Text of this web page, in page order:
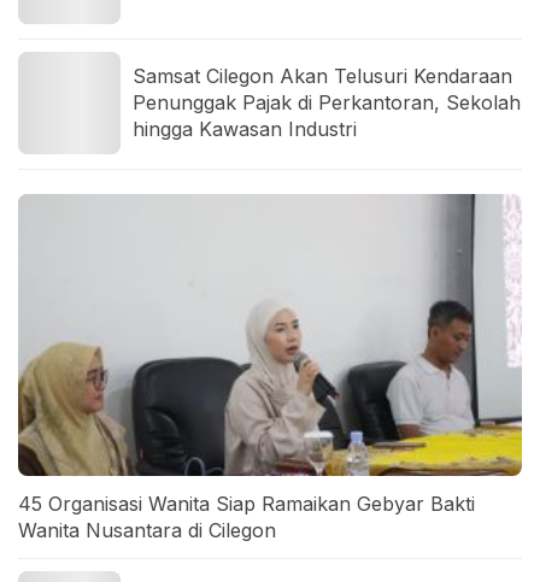
Samsat Cilegon Akan Telusuri Kendaraan
Penunggak Pajak di Perkantoran, Sekolah
hingga Kawasan Industri
45 Organisasi Wanita Siap Ramaikan Gebyar Bakti
Wanita Nusantara di Cilegon